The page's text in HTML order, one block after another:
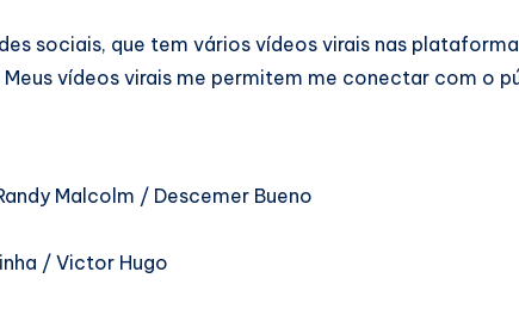
sociais, que tem vários vídeos virais nas
vídeos virais me permitem me conectar com o
Malcolm / Descemer Bueno
/ Victor Hugo